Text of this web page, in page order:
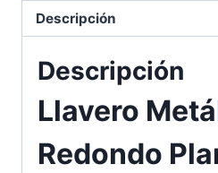
Descripción
Descripción
Llavero
Redondo